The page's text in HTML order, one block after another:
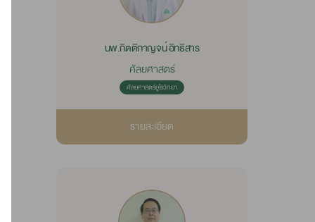
นพ.กิตติกาญจน์ อิทธิสาร
ศัลยศาสตร์
ศัลยศาสตร์ยูโรวิทยา
รายละเอียด